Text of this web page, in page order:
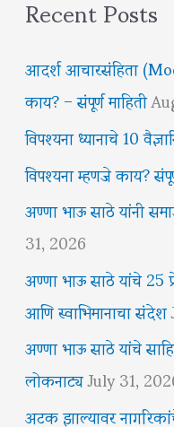
आदर्श आचारसंहिता
काय? – संपूर्ण माहिती
विपश्यना ध्यानाचे 10
विपश्यना म्हणजे काय?
अण्णा भाऊ साठे यांनी
31, 2026
अण्णा भाऊ साठे यांचे 25
आणि स्वाभिमानाचा संदेश
अण्णा भाऊ साठे यांचे
लोकनाट्यJuly 31,
अटक झाल्यावर